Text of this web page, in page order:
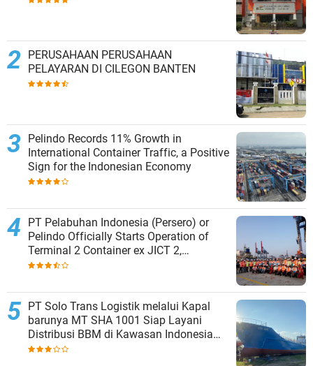
PERUSAHAAN PERUSAHAAN
PELAYARAN DI CILEGON BANTEN
Pelindo Records 11% Growth in
International Container Traffic, a Positive
Sign for the Indonesian Economy
PT Pelabuhan Indonesia (Persero) or
Pelindo Officially Starts Operation of
Terminal 2 Container ex JICT 2,
Strengthening Productivity of Tanjung
PT Solo Trans Logistik melalui Kapal
barunya MT SHA 1001 Siap Layani
Distribusi BBM di Kawasan Indonesia
bagian Timur